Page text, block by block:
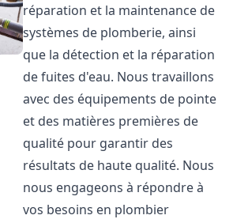
réparation et la maintenance de
systèmes de plomberie, ainsi
que la détection et la réparation
de fuites d'eau. Nous travaillons
avec des équipements de pointe
et des matières premières de
qualité pour garantir des
résultats de haute qualité. Nous
nous engageons à répondre à
vos besoins en plombier